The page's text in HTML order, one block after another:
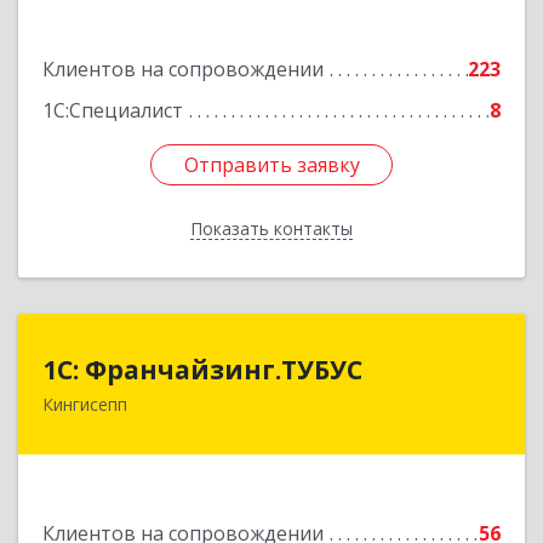
Клиентов на сопровождении
223
1С:Специалист
8
Отправить заявку
Показать контакты
Отправить заявку
Назад
1С: Франчайзинг.ТУБУС
Кингисепп
Клиентов на сопровождении 56
1С: Франчайзинг.ТУБУС